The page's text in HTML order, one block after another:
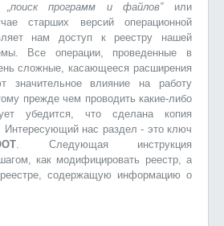
„поиск программ и файлов”или
старших версий операционной
нам доступ к реестру нашей
Все операции, проведенные в
сложные, касающееся расширения
значительное влияние на работу
прежде чем проводить какие-либо
убедится, что сделана копия
Интересующий нас раздел - это ключ
. Следующая инструкция
как модифицировать реестр, а
реестре, содержащую информацию о